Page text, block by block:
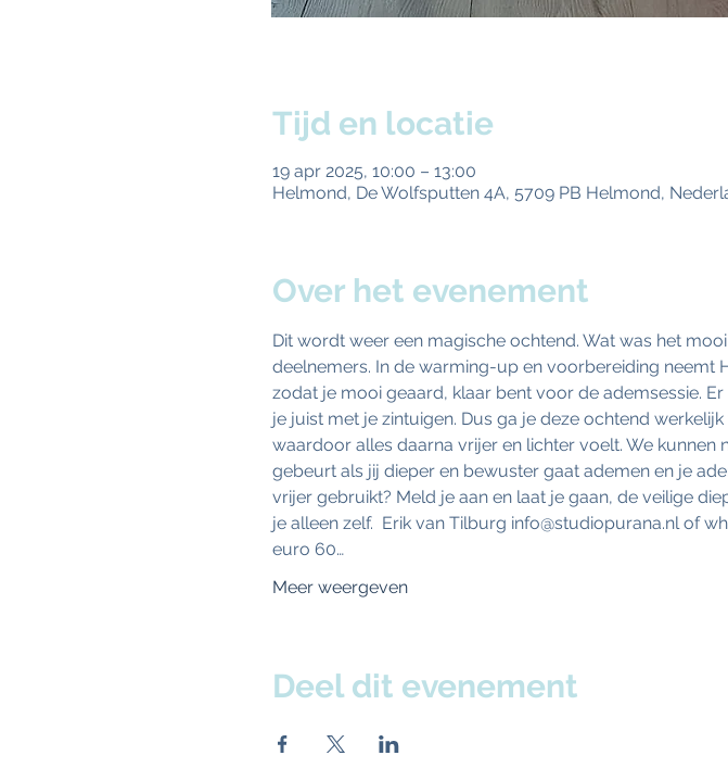
Tijd en locatie
19 apr 2025, 10:00 – 13:00
Helmond, De Wolfsputten 4A, 5709 PB Helmond,
Over het evenement
Dit wordt weer een magische ochtend. Wat was het
deelnemers. In de warming-up en voorbereiding neemt
zodat je mooi geaard, klaar bent voor de ademsessie.
je juist met je zintuigen. Dus ga je deze ochtend
waardoor alles daarna vrijer en lichter voelt. We kunnen
gebeurt als jij dieper en bewuster gaat ademen en je
vrijer gebruikt? Meld je aan en laat je gaan, de veilige
je alleen zelf.  Erik van Tilburg info@studiopurana.nl of
euro 60…
Meer weergeven
Deel dit evenement